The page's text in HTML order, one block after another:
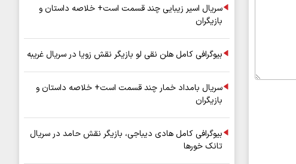
سریال اسیر زیبایی چند قسمت است+ خلاصه داستان و
بازیگران
بیوگرافی کامل هلن نقی لو بازیگر نقش زویا در سریال غریبه
سریال بامداد خمار چند قسمت است+ خلاصه داستان و
بازیگران
بیوگرافی کامل هادی دیباجی، بازیگر نقش حامد در سریال
تانک خورها